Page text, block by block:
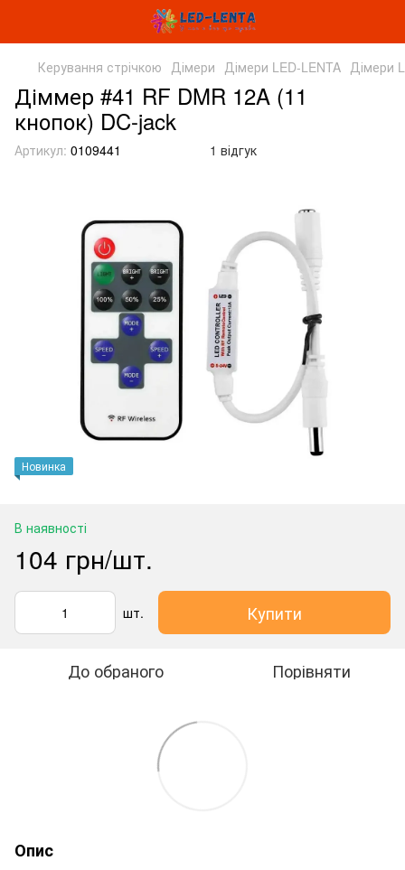
Керування стрічкою Дімери Дімери LED-LENTA Дімери
Діммер #41 RF DMR 12A (11
кнопок) DC-jack
Артикул: 0109441 1 відгук
Новинка
В наявності
104 грн/шт.
шт. Купити
До обраного Порівняти
Опис